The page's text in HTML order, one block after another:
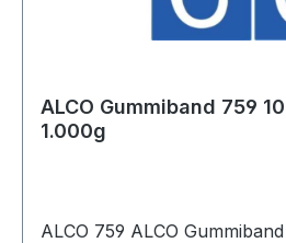
ALCO Gummiband 759
1.000g
ALCO 759 ALCO Gummiband 5